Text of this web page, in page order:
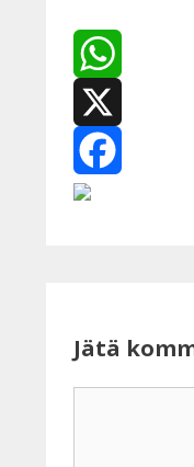
WhatsApp
X
Facebook
Jätä